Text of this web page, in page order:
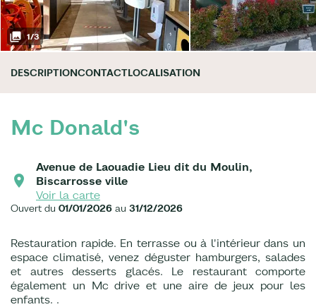
1/3
DESCRIPTIONCONTACTLOCALISATION
Mc Donald's
Avenue de Laouadie Lieu dit du Moulin,
Biscarrosse ville
Voir la carte
Ouvert du 01/01/2026 au 31/12/2026
Restauration rapide. En terrasse ou à l'intérieur dans un
espace climatisé, venez déguster hamburgers, salades
et autres desserts glacés. Le restaurant comporte
également un Mc drive et une aire de jeux pour les
enfants. .